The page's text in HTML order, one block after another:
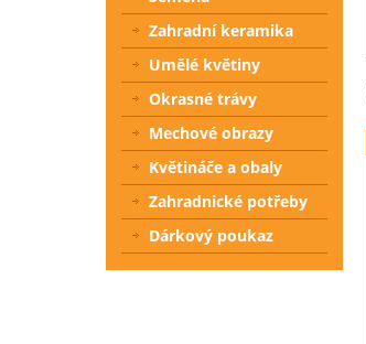
Zahradní keramika
Umělé květiny
Okrasné trávy
Mechové obrazy
Květináče a obaly
Zahradnické potřeby
Dárkový poukaz